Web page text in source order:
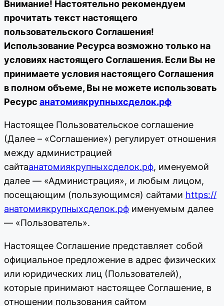
Внимание! Настоятельно рекомендуем
прочитать текст настоящего
пользовательского Соглашения!
Использование Ресурса возможно только на
условиях настоящего Соглашения. Если Вы не
принимаете условия настоящего Соглашения
в полном объеме, Вы не можете использовать
Ресурс анатомиякрупныхсделок.рф
Настоящее Пользовательское соглашение
(Далее – «Соглашение») регулирует отношения
между администрацией
сайтаанатомиякрупныхсделок.рф, именуемой
далее — «Администрация», и любым лицом,
посещающим (пользующимся) сайтами https://
анатомиякрупныхсделок.рф именуемым далее
— «Пользователь».
Настоящее Соглашение представляет собой
официальное предложение в адрес физических
или юридических лиц (Пользователей),
которые принимают настоящее Соглашение, в
отношении пользования сайтом